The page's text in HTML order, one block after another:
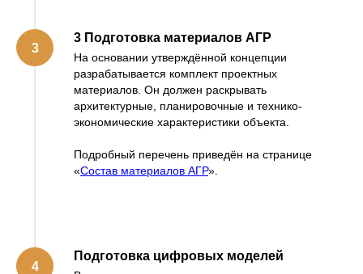
3 Подготовка материалов АГР
На основании утверждённой концепции
разрабатывается комплект проектных
материалов. Он должен раскрывать
архитектурные, планировочные и технико-
экономические характеристики объекта.
Подробный перечень приведён на странице
«Состав материалов АГР».
Подготовка цифровых моделей